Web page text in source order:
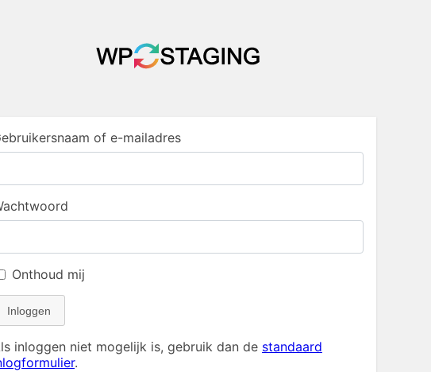
of e-mailadres
Onthoud mij
Inloggen
inloggen niet mogelijk is, gebruik dan de standaard
.